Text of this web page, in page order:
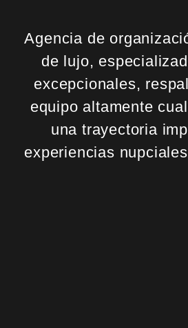
Agencia de
de lujo,
excepcionales,
equipo altamente
una trayectoria
experiencias